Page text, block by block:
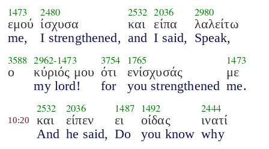
1473
εμού
me,
2480
ίσχυσα
I strengthened,
2532
και
and
2036
είπα
I said,
2980
λαλείτω
Speak,
3588
ο
2962-1473
κύριός μου
my lord!
3754
ότι
for
1765
ενίσχυσάς
you strengthened
1473
με
me.
10:20
2532
και
And
2036
είπεν
he said,
1487
ει
Do
1492
οίδας
you know
2444
ινατί
why